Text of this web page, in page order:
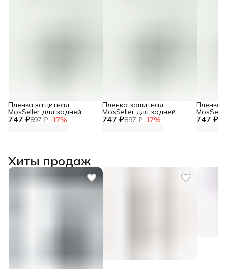
747 ₽897 ₽−17%
Пленка защитная
MosSeller для задней
панели для Realme Neo 7 747 ₽897 ₽−17%
Пленка защитная
MosSeller для задней
панели для Realme GT 7T 747 ₽
Пленка
панели
Хиты продаж